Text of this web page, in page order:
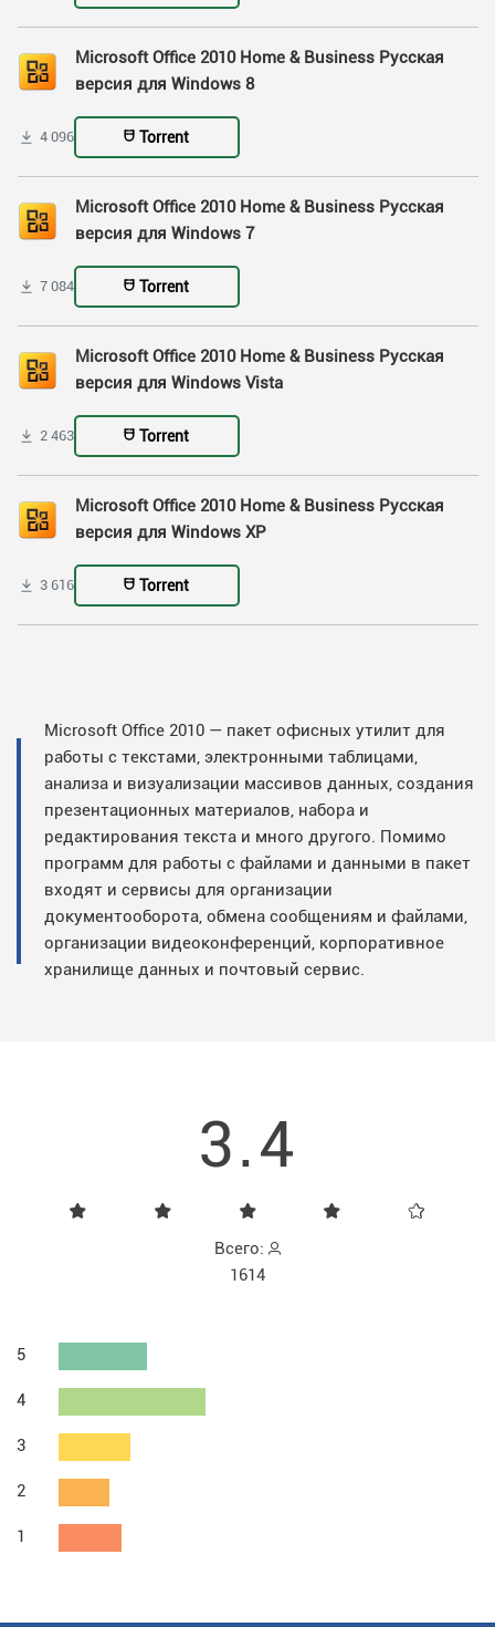
Microsoft Office 2010 Home & Business Русская
версия для Windows 8
4 096 Torrent
Microsoft Office 2010 Home & Business Русская
версия для Windows 7
7 084 Torrent
Microsoft Office 2010 Home & Business Русская
версия для Windows Vista
2 463 Torrent
Microsoft Office 2010 Home & Business Русская
версия для Windows XP
3 616 Torrent
Microsoft Office 2010 — пакет офисных утилит для
работы с текстами, электронными таблицами,
анализа и визуализации массивов данных, создания
презентационных материалов, набора и
редактирования текста и много другого. Помимо
программ для работы с файлами и данными в пакет
входят и сервисы для организации
документооборота, обмена сообщениям и файлами,
организации видеоконференций, корпоративное
хранилище данных и почтовый сервис.
3.4
Всего:
1614
5
4
3
2
1